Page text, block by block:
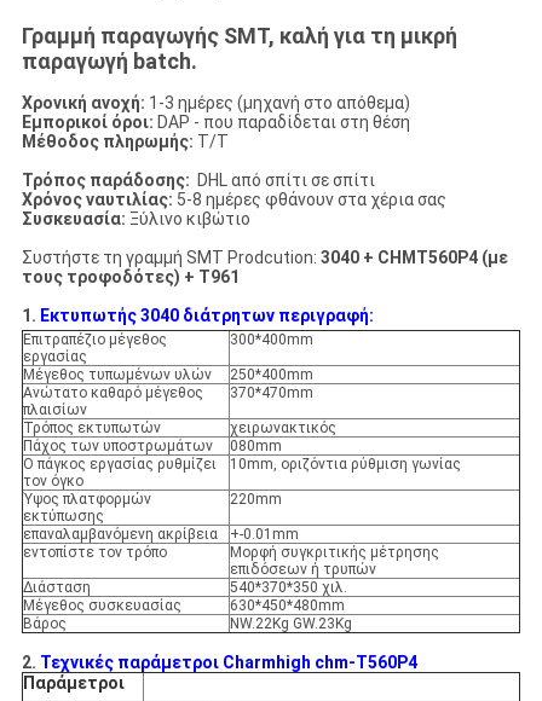
Γραμμή παραγωγής SMT, καλή για τη μικρή
παραγωγή batch.
Χρονική ανοχή: 1-3 ημέρες (μηχανή στο απόθεμα)
Εμπορικοί όροι: DAP - που παραδίδεται στη θέση
Μέθοδος πληρωμής: T/T
Τρόπος παράδοσης: DHL από σπίτι σε σπίτι
Χρόνος ναυτιλίας: 5-8 ημέρες φθάνουν στα χέρια σας
Συσκευασία: Ξύλινο κιβώτιο
Συστήστε τη γραμμή SMT Prodcution: 3040 + CHMT560P4 (με
τους τροφοδότες) + T961
1. Εκτυπωτής 3040 διάτρητων περιγραφή:
Επιτραπέζιο μέγεθος
εργασίας
300*400mm
Μέγεθος τυπωμένων υλών
250*400mm
Ανώτατο καθαρό μέγεθος
πλαισίων
370*470mm
Τρόπος εκτυπωτών
χειρωνακτικός
Πάχος των υποστρωμάτων
080mm
Ο πάγκος εργασίας ρυθμίζει
τον όγκο
10mm, οριζόντια ρύθμιση γωνίας
Ύψος πλατφορμών
εκτύπωσης
220mm
επαναλαμβανόμενη ακρίβεια
+-0.01mm
εντοπίστε τον τρόπο
Μορφή συγκριτικής μέτρησης
επιδόσεων ή τρυπών
Διάσταση
540*370*350 χιλ.
Μέγεθος συσκευασίας
630*450*480mm
Βάρος
NW.22Kg GW.23Kg
2. Τεχνικές παράμετροι Charmhigh chm-T560P4
Παράμετροι